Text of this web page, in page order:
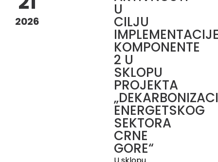
2026
U
CILJU
KOMPONENTE
2 U
SKLOPU
PROJEKTA
ENERGETSKOG
SEKTORA
CRNE
GORE“